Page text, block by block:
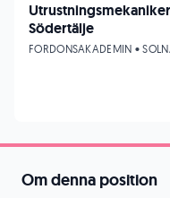
Om denna position
Södertälje
FORDONSAKADEMIN •